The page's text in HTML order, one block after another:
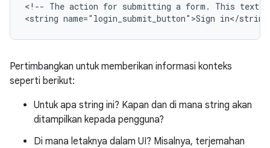
<!-- The action for submitting a form. This text
<string name="login_submit_button">Sign in</
Pertimbangkan untuk memberikan informasi konteks
seperti berikut:
Untuk apa string ini? Kapan dan di mana string akan
ditampilkan kepada pengguna?
Di mana letaknya dalam UI? Misalnya, terjemahan